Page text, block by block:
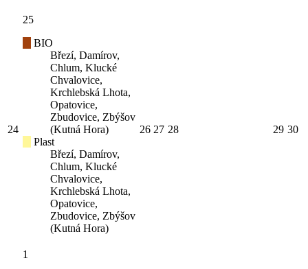
24
25
BIO
Březí, Damírov,
Chlum, Klucké
Chvalovice,
Krchlebská Lhota,
Opatovice,
Zbudovice, Zbýšov
(Kutná Hora)
Plast
Březí, Damírov,
Chlum, Klucké
Chvalovice,
Krchlebská Lhota,
Opatovice,
Zbudovice, Zbýšov
(Kutná Hora)
26 27 28 29 30
1